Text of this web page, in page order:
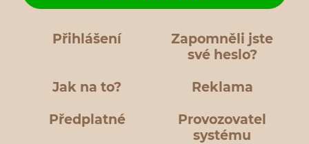
Přihlášení
Zapomněli jste
své heslo?
Jak na to? Reklama
Předplatné
Provozovatel
systému